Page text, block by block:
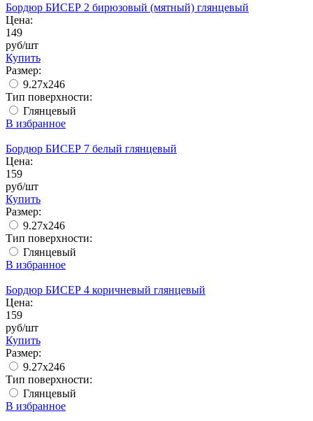
Бордюр БИСЕР 2 бирюзовый (мятный) глянцевый
Цена:
149
руб/шт
Купить
Размер:
9.27x246
Тип поверхности:
Глянцевый
В избранное
Бордюр БИСЕР 7 белый глянцевый
Цена:
159
руб/шт
Купить
Размер:
9.27x246
Тип поверхности:
Глянцевый
В избранное
Бордюр БИСЕР 4 коричневый глянцевый
Цена:
159
руб/шт
Купить
Размер:
9.27x246
Тип поверхности:
Глянцевый
В избранное